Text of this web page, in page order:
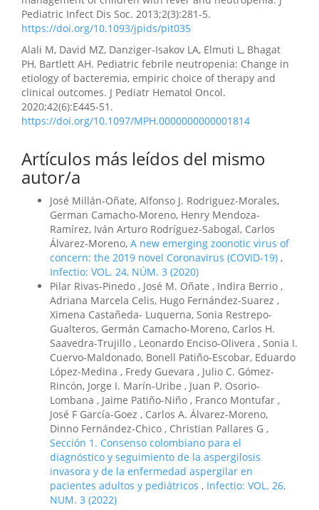
Pediatric Infect Dis Soc. 2013;2(3):281-5.
https://doi.org/10.1093/jpids/pit035
Alali M, David MZ, Danziger-Isakov LA, Elmuti L, Bhagat
PH, Bartlett AH. Pediatric febrile neutropenia: Change in
etiology of bacteremia, empiric choice of therapy and
clinical outcomes. J Pediatr Hematol Oncol.
2020;42(6):E445-51.
https://doi.org/10.1097/MPH.0000000000001814
Artículos más leídos del mismo
autor/a
José Millán-Oñate, Alfonso J. Rodriguez-Morales,
German Camacho-Moreno, Henry Mendoza-
Ramírez, Iván Arturo Rodríguez-Sabogal, Carlos
Álvarez-Moreno, A new emerging zoonotic virus of
concern: the 2019 novel Coronavirus (COVID-19) ,
Infectio: VOL. 24, NÚM. 3 (2020)
Pilar Rivas-Pinedo , José M. Oñate , Indira Berrio ,
Adriana Marcela Celis, Hugo Fernández-Suarez ,
Ximena Castañeda- Luquerna, Sonia Restrepo-
Gualteros, Germán Camacho-Moreno, Carlos H.
Saavedra-Trujillo , Leonardo Enciso-Olivera , Sonia I.
Cuervo-Maldonado, Bonell Patiño-Escobar, Eduardo
López-Medina , Fredy Guevara , Julio C. Gómez-
Rincón, Jorge I. Marín-Uribe , Juan P. Osorio-
Lombana , Jaime Patiño-Niño , Franco Montufar ,
José F García-Goez , Carlos A. Álvarez-Moreno,
Dinno Fernández-Chico , Christian Pallares G ,
Sección 1. Consenso colombiano para el
diagnóstico y seguimiento de la aspergilosis
invasora y de la enfermedad aspergilar en
pacientes adultos y pediátricos , Infectio: VOL. 26,
NUM. 3 (2022)